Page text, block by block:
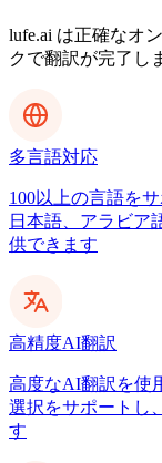
lufe.ai は正確なオ
クで翻訳が完了し
多言語対応
100以上の言語を
日本語、アラビア
供できます
高精度AI翻訳
高度なAI翻訳を使
選択をサポートし
す